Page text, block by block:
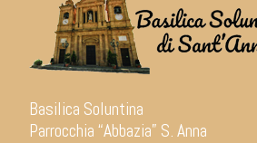
Basilica Soluntina
Parrocchia “Abbazia” S. Anna